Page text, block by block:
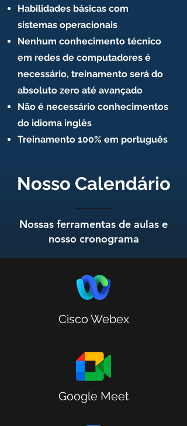
Habilidades básicas com
sistemas operacionais
Nenhum conhecimento técnico
em redes de computadores é
necessário, treinamento será do
absoluto zero até avançado
Não é necessário conhecimentos
do idioma inglês
Treinamento 100% em português
Nosso Calendário
Nossas ferramentas de aulas e
nosso cronograma
Cisco Webex
Google Meet